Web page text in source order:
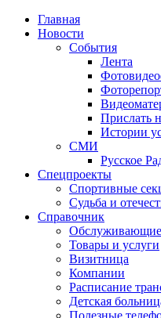
Главная
Новости
События
Лента
Прислать
Истории
СМИ
Русское
Спецпроекты
Спортивные
Судьба и
Справочник
Обслуживающие
Товары и услуги
Визитница
Компании
Расписание
Детская
Полезные